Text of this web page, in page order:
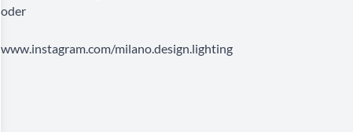
oder
www.instagram.com/milano.design.lighting